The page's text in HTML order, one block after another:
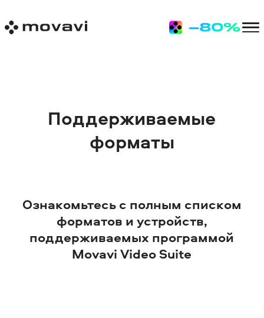
Поддерживаемые
форматы
Ознакомьтесь с полным списком
форматов и устройств,
поддерживаемых программой
Movavi Video Suite